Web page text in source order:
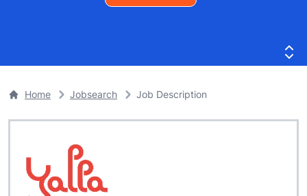
Home Jobsearch Job Description